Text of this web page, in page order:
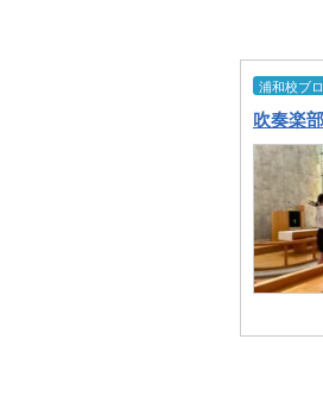
浦和校ブ
吹奏楽